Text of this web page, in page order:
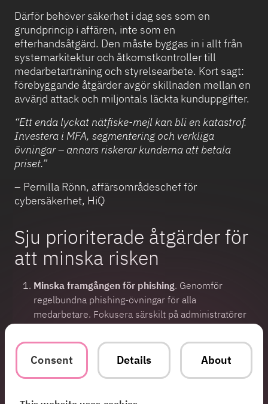
Consent Details About
Därför behöver säkerhet i dag ses som en
grundprincip i affären, inte som en
efterhandsåtgärd. Den måste byggas in i allt från
systemarkitektur och åtkomstkontroller till
medarbetarträning och styrelsearbete. Kort sagt:
förebyggande åtgärder avgör skillnaden mellan en
avvärjd attack och miljontals läckta kunduppgifter.
“Ett enda lyckat nätfiske-mejl kan bli en katastrof.
Investera i MFA, segmentering och verkliga
övningar – annars riskerar kunderna att betala
priset.”
– Pernilla Rönn, affärsområdeschef för
cybersäkerhet, HiQ
Sju prioriterade åtgärder för
att minska risken
Minska framgången för phishing. Genomför
regelbundna phishing-övningar för alla
medarbetare. Fokusera särskilt på administratörer
Inför multifaktorautentisering (MFA). Säkerställ att
MFA används på alla användarkonton och i alla
miljöer. App-baserad MFA eller hårdvarunycklar är